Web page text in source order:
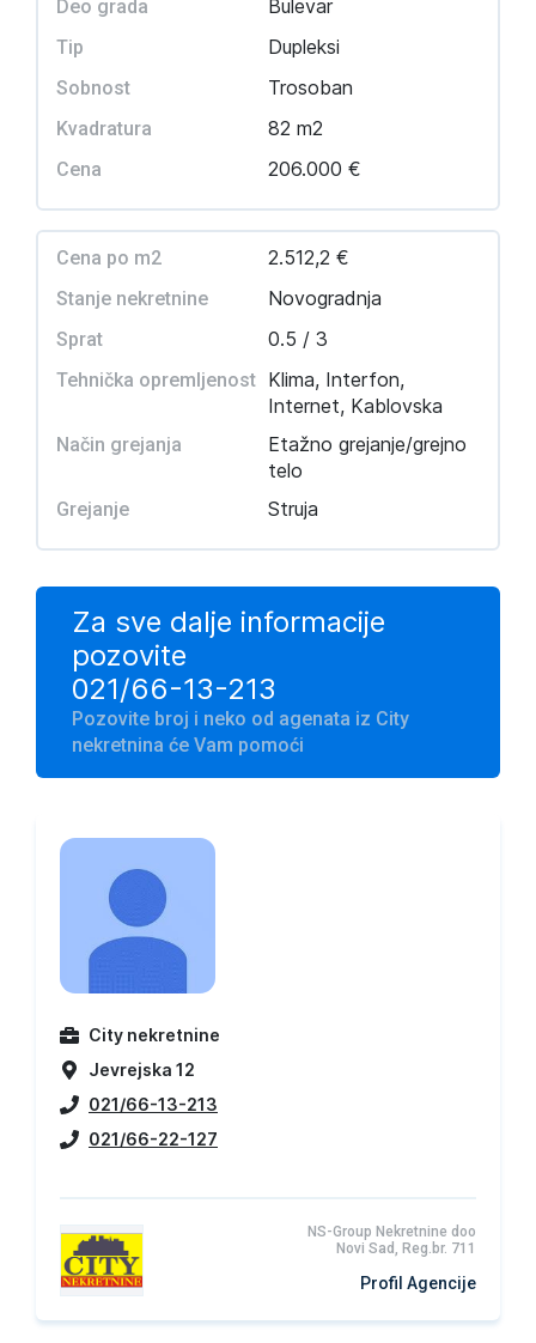
Deo grada Bulevar
Tip Dupleksi
Sobnost Trosoban
Kvadratura 82 m2
Cena 206.000 €
Cena po m2 2.512,2 €
Stanje nekretnine Novogradnja
Sprat 0.5 / 3
Tehnička opremljenost Klima, Interfon,
Internet, Kablovska
Način grejanja
Etažno grejanje/grejno
telo
Grejanje Struja
Za sve dalje informacije
pozovite
021/66-13-213
Pozovite broj i neko od agenata iz City
nekretnina će Vam pomoći
City nekretnine
Jevrejska 12
021/66-13-213
021/66-22-127
NS-Group Nekretnine doo
Novi Sad, Reg.br. 711
Profil Agencije